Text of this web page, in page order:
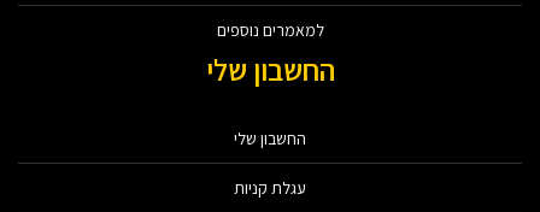
למאמרים נוספים
החשבון שלי
החשבון שלי
עגלת קניות